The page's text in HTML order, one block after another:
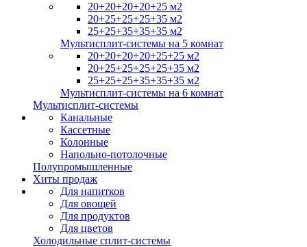
20+20+20+20+25 м2
20+25+25+25+35 м2
25+25+35+35+35 м2
Мультисплит-системы на 5 комнат
20+20+20+20+25+25 м2
20+25+25+25+25+35 м2
25+25+25+35+35+35 м2
Мультисплит-системы на 6 комнат
Мультисплит-системы
Канальные
Кассетные
Колонные
Напольно-потолочные
Полупромышленные
Хиты продаж
Для напитков
Для овощей
Для продуктов
Для цветов
Холодильные сплит-системы